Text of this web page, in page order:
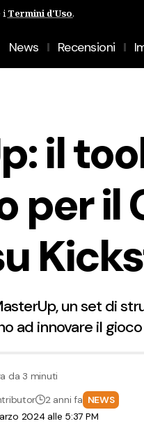
i Termini d'Uso.
News Recensioni
il
per il
un set di
ad innovare il
2024 alle 5:37 PM
2 anni fa NEWS
da 3 minuti